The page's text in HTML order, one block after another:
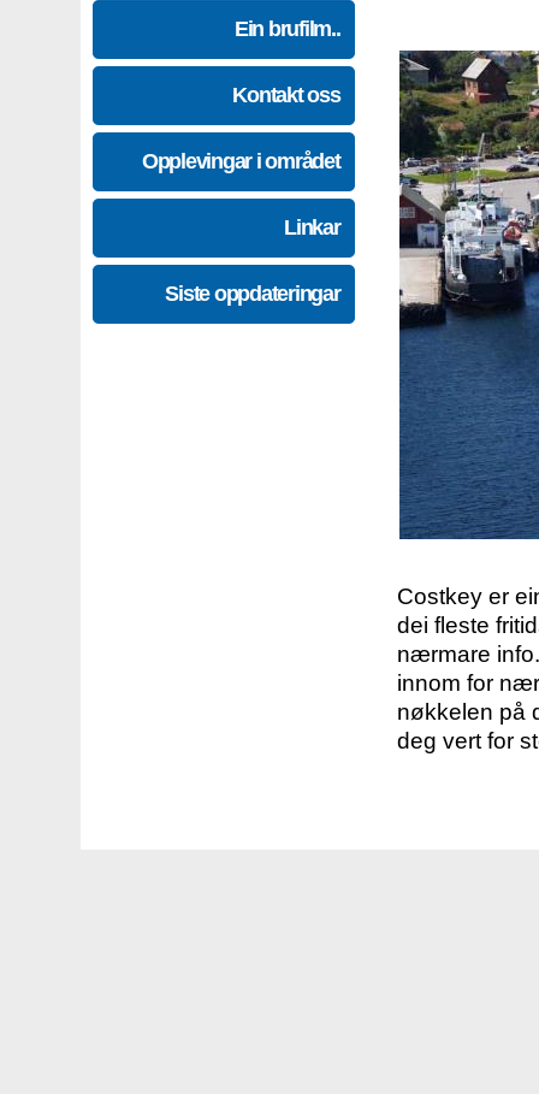
Ein brufilm..
Kontakt oss
Opplevingar i området
Linkar
Siste oppdateringar
Costkey er
dei fleste
nærmare
innom for
nøkkelen på
deg vert for